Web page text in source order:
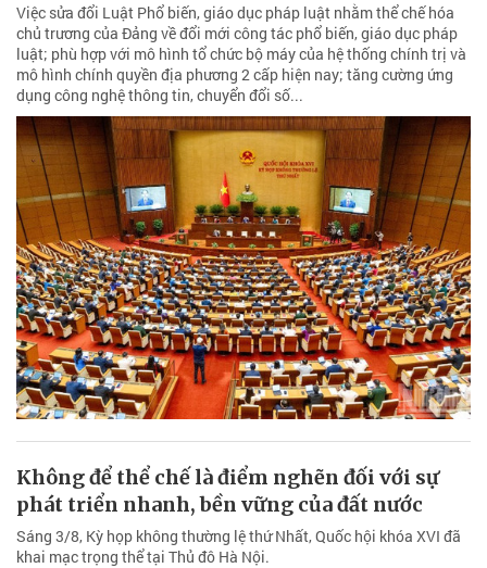
Việc sửa đổi Luật Phổ biến, giáo dục pháp luật nhằm thể chế hóa
chủ trương của Đảng về đổi mới công tác phổ biến, giáo dục pháp
luật; phù hợp với mô hình tổ chức bộ máy của hệ thống chính trị và
mô hình chính quyền địa phương 2 cấp hiện nay; tăng cường ứng
dụng công nghệ thông tin, chuyển đổi số...
Không để thể chế là điểm nghẽn đối với sự
phát triển nhanh, bền vững của đất nước
Sáng 3/8, Kỳ họp không thường lệ thứ Nhất, Quốc hội khóa XVI đã
khai mạc trọng thể tại Thủ đô Hà Nội.